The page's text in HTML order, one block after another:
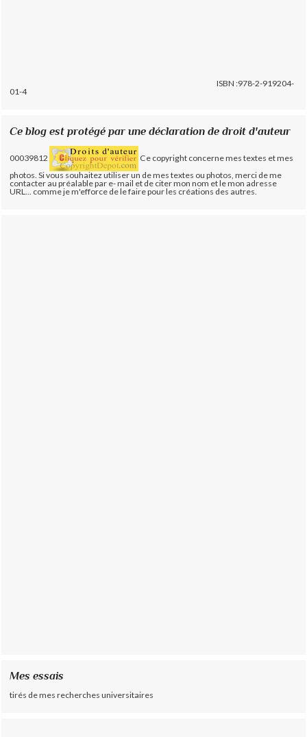
ISBN :978-2-919204-
01-4
Ce blog est protégé par une déclaration de droit d'auteur
00039812
Ce copyright concerne mes textes et mes
photos. Si vous souhaitez utiliser un de mes textes ou photos, merci de me
contacter au préalable par e- mail et de citer mon nom et le mon adresse
URL... comme je m'efforce de le faire pour les créations des autres.
Mes essais
tirés de mes recherches universitaires